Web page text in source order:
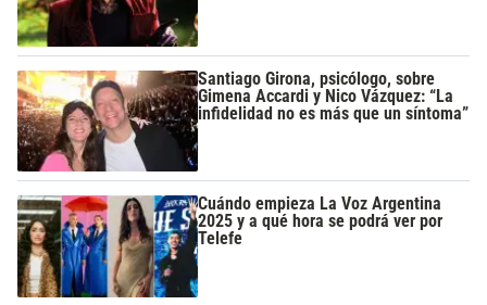
Santiago Girona, psicólogo, sobre
Gimena Accardi y Nico Vázquez: “La
infidelidad no es más que un síntoma”
Cuándo empieza La Voz Argentina
2025 y a qué hora se podrá ver por
Telefe